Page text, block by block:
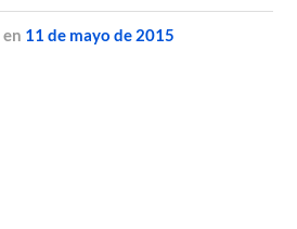
en 11 de mayo de 2015